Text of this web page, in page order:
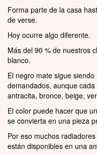
Forma parte de la casa
de verse.
Hoy ocurre algo diferente.
Más del 90 % de nuestros
blanco.
El negro mate sigue
demandados, aunque
antracita, bronce, beige,
El color puede hacer que
se convierta en una pieza
Por eso muchos
están disponibles en una